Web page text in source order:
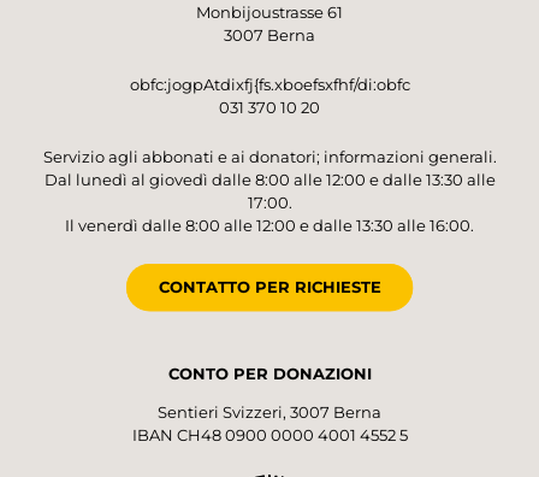
Monbijoustrasse 61
3007 Berna
obfc:jogpAtdixfj{fs.xboefsxfhf/di:obfc
031 370 10 20
Servizio agli abbonati e ai donatori; informazioni generali.
Dal lunedì al giovedì dalle 8:00 alle 12:00 e dalle 13:30 alle
17:00.
Il venerdì dalle 8:00 alle 12:00 e dalle 13:30 alle 16:00.
CONTATTO PER RICHIESTE
CONTO PER DONAZIONI
Sentieri Svizzeri, 3007 Berna
IBAN CH48 0900 0000 4001 4552 5